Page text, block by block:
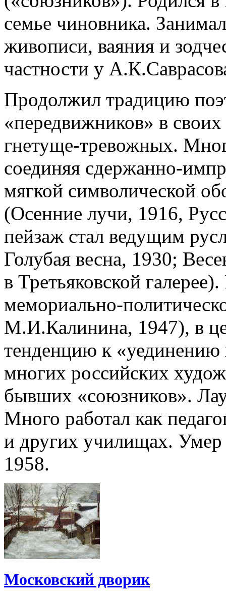
семье чиновника.
живописи, ваяния и
частности у
Продолжил традицию
«передвижников» в
гнетуще-тревожных.
соединяя сдержанно-
мягкой символической
(Осенние лучи, 1916,
пейзаж стал ведущим
Голубая весна, 1930;
в Третьяковской
мемориально-
М.И.Калинина, 1947), в
тенденцию к «уединению
многих российских
бывших «союзников».
Много работал как
и других училищах. Умер
1958.
Московский дворик